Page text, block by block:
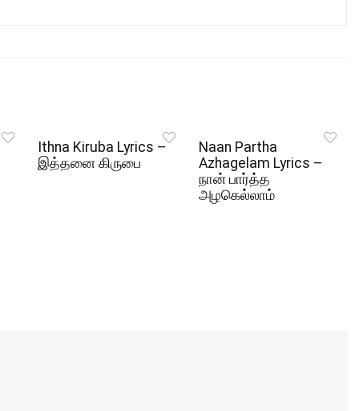
Ithna Kiruba Lyrics –
இத்தனை கிருபை
Naan Partha
Azhagelam Lyrics –
நான் பார்த்த
அழகெல்லாம்